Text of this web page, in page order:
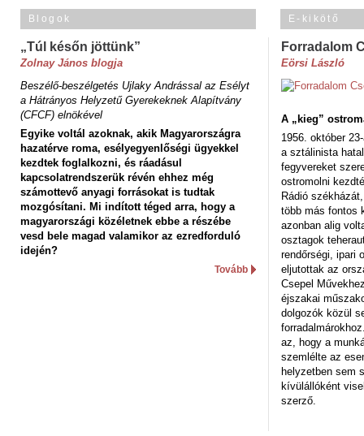
Blogok
„Túl későn jöttünk”
Zolnay János blogja
Beszélő-beszélgetés Ujlaky Andrással az Esélyt
a Hátrányos Helyzetű Gyerekeknek Alapítvány
(CFCF) elnökével
Egyike voltál azoknak, akik Magyarországra
hazatérve roma, esélyegyenlőségi ügyekkel
kezdtek foglalkozni, és ráadásul
kapcsolatrendszerük révén ehhez még
számottevő anyagi forrásokat is tudtak
mozgósítani. Mi indított téged arra, hogy a
magyarországi közéletnek ebbe a részébe
vesd bele magad valamikor az ezredforduló
idején?
Tovább
E-kikötő
Forradalom
Eörsi László
A „kieg”
1956. október
a sztálinista
fegyvereket
ostromolni
Rádió
több más fontos
azonban alig
osztagok
rendőrségi, ipari
eljutottak az
Csepel
éjszakai
dolgozók közül
az, hogy a
szemlélte az
helyzetben sem
kívülállóként
szerző.